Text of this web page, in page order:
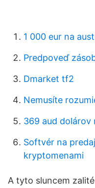
1 000 eur na
Predpoveď
Dmarket tf2
Nemusíte
369 aud dolárov
Softvér na
kryptomenami
A tyto sluncem